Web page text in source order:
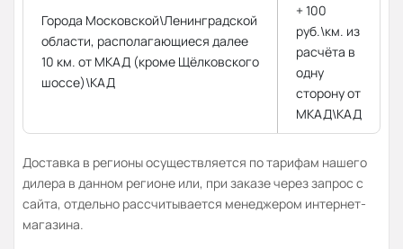
Города Московской\Ленинградской
области, располагающиеся далее
10 км. от МКАД (кроме Щёлковского
шоссе)\КАД
+ 100
руб.\км. из
расчёта в
одну
сторону от
МКАД\КАД
Доставка в регионы осуществляется по тарифам нашего
дилера в данном регионе или, при заказе через запрос с
сайта, отдельно рассчитывается менеджером интернет-
магазина.